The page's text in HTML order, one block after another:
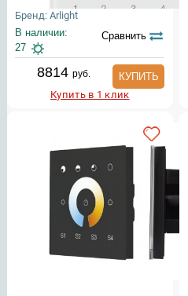
Бренд: Arlight
В наличии:
27
Сравнить
8814руб.
КУПИТЬ
Купить в 1 клик